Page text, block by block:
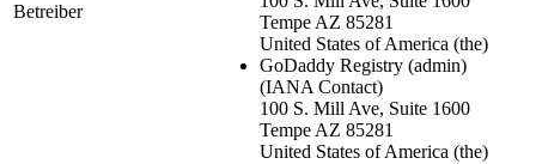
Betreiber
Tempe AZ 85281
United States of America (the)
GoDaddy Registry (admin)
(IANA Contact)
100 S. Mill Ave, Suite 1600
Tempe AZ 85281
United States of America (the)